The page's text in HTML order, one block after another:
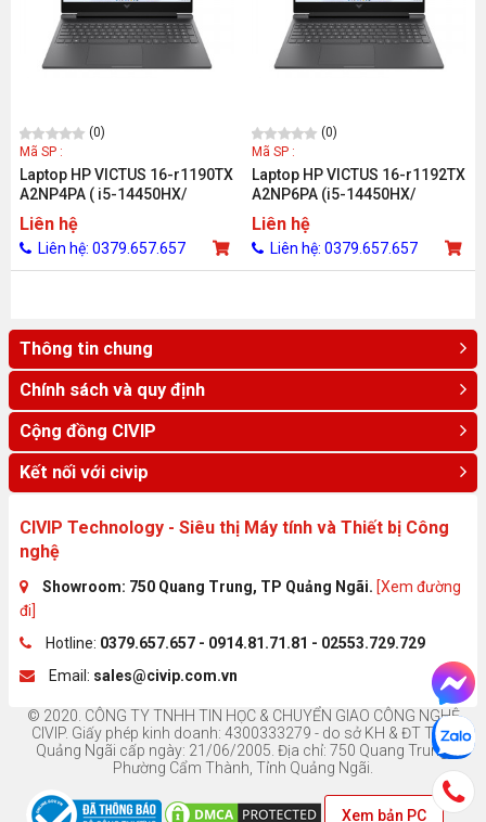
(0)
Mã SP :
Laptop HP VICTUS 16-r1190TX
A2NP4PA ( i5-14450HX/
32GD5/ 1TBSSD/ 16.1FHD
144Hz/ WL/BT/4C/ 6G_RTX
3050/ LEDKB/W11SL /ĐEN)
Liên hệ
Liên hệ: 0379.657.657
(0)
Mã SP :
Laptop HP VICTUS 16-r1192TX
A2NP6PA (i5-14450HX/
16GD5/ 1TBSSD/ 16.1FHD
144Hz/WL/ BT/4C/6G_RTX
3050/ LEDKB/W11SL/ ĐEN)
Liên hệ
Liên hệ: 0379.657.657
Thông tin chung
Chính sách và quy định
Cộng đồng CIVIP
Kết nối với civip
CIVIP Technology - Siêu thị Máy tính và Thiết bị Công
nghệ
Showroom: 750 Quang Trung, TP Quảng Ngãi. [Xem đường
đi]
Hotline: 0379.657.657 - 0914.81.71.81 - 02553.729.729
Email: sales@civip.com.vn
© 2020. CÔNG TY TNHH TIN HỌC & CHUYỂN GIAO CÔNG NGHỆ
CIVIP. Giấy phép kinh doanh: 4300333279 - do sở KH & ĐT Tỉnh
Quảng Ngãi cấp ngày: 21/06/2005. Địa chỉ: 750 Quang Trung,
Phường Cẩm Thành, Tỉnh Quảng Ngãi.
Xem bản PC